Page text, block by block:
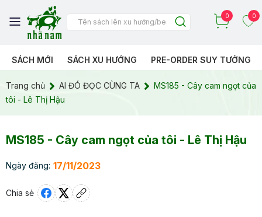
0 0
SÁCH MỚI SÁCH XU HƯỚNG PRE-ORDER SUY TƯỞNG
Trang chủ AI ĐÓ ĐỌC CÙNG TA
MS185 - Cây cam ngọt của
tôi - Lê Thị Hậu
MS185 - Cây cam ngọt của tôi - Lê Thị Hậu
Ngày đăng: 17/11/2023
Chia sẻ